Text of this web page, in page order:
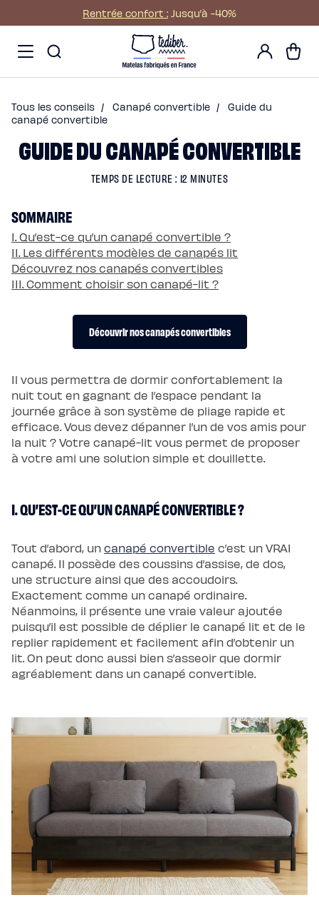
contenu
Rentrée confort : Jusqu’à -40%
menu
Pack
Matelas
Matelas
Matelas
Matelas
Hybride
Infinite
Signature
Matelas
en
Offres
Pack
Pack
Lit
Confort
Pack
Lit
Coffre
5
Étoiles
Sommiers
Sommier
à
lattes
Sommier
boxspring
Sommier
Sommier
électrique
Lits
et
têtes
de
lit
Lit
tapissier
Lit
scandi
Lit
coffre
Lit
électrique
Lit
boxspring
oreillers
Couettes
oreillers
Oreiller
incroyable
Oreiller
universel
Traversin
Couette
tempérée
Couette
tempérée
Plus
Mon
comptePanier
Tous les conseils / Canapé convertible /
Guide du
canapé convertible
GUIDE DU CANAPÉ CONVERTIBLE
TEMPS DE LECTURE : 12 MINUTES
SOMMAIRE
I. Qu’est-ce qu’un canapé convertible ?
II. Les différents modèles de canapés lit
Découvrez nos canapés convertibles
III. Comment choisir son canapé-lit ?
Découvrir nos canapés convertibles
Il vous permettra de dormir confortablement la
nuit tout en gagnant de l’espace pendant la
journée grâce à son système de pliage rapide et
efficace. Vous devez dépanner l’un de vos amis pour
la nuit ? Votre canapé-lit vous permet de proposer
à votre ami une solution simple et douillette.
I. QU’EST-CE QU’UN CANAPÉ CONVERTIBLE ?
Tout d’abord, un canapé convertible c’est un VRAI
canapé. Il possède des coussins d’assise, de dos,
une structure ainsi que des accoudoirs.
Exactement comme un canapé ordinaire.
Néanmoins, il présente une vraie valeur ajoutée
puisqu’il est possible de déplier le canapé lit et de le
replier rapidement et facilement afin d’obtenir un
lit. On peut donc aussi bien s’asseoir que dormir
agréablement dans un canapé convertible.